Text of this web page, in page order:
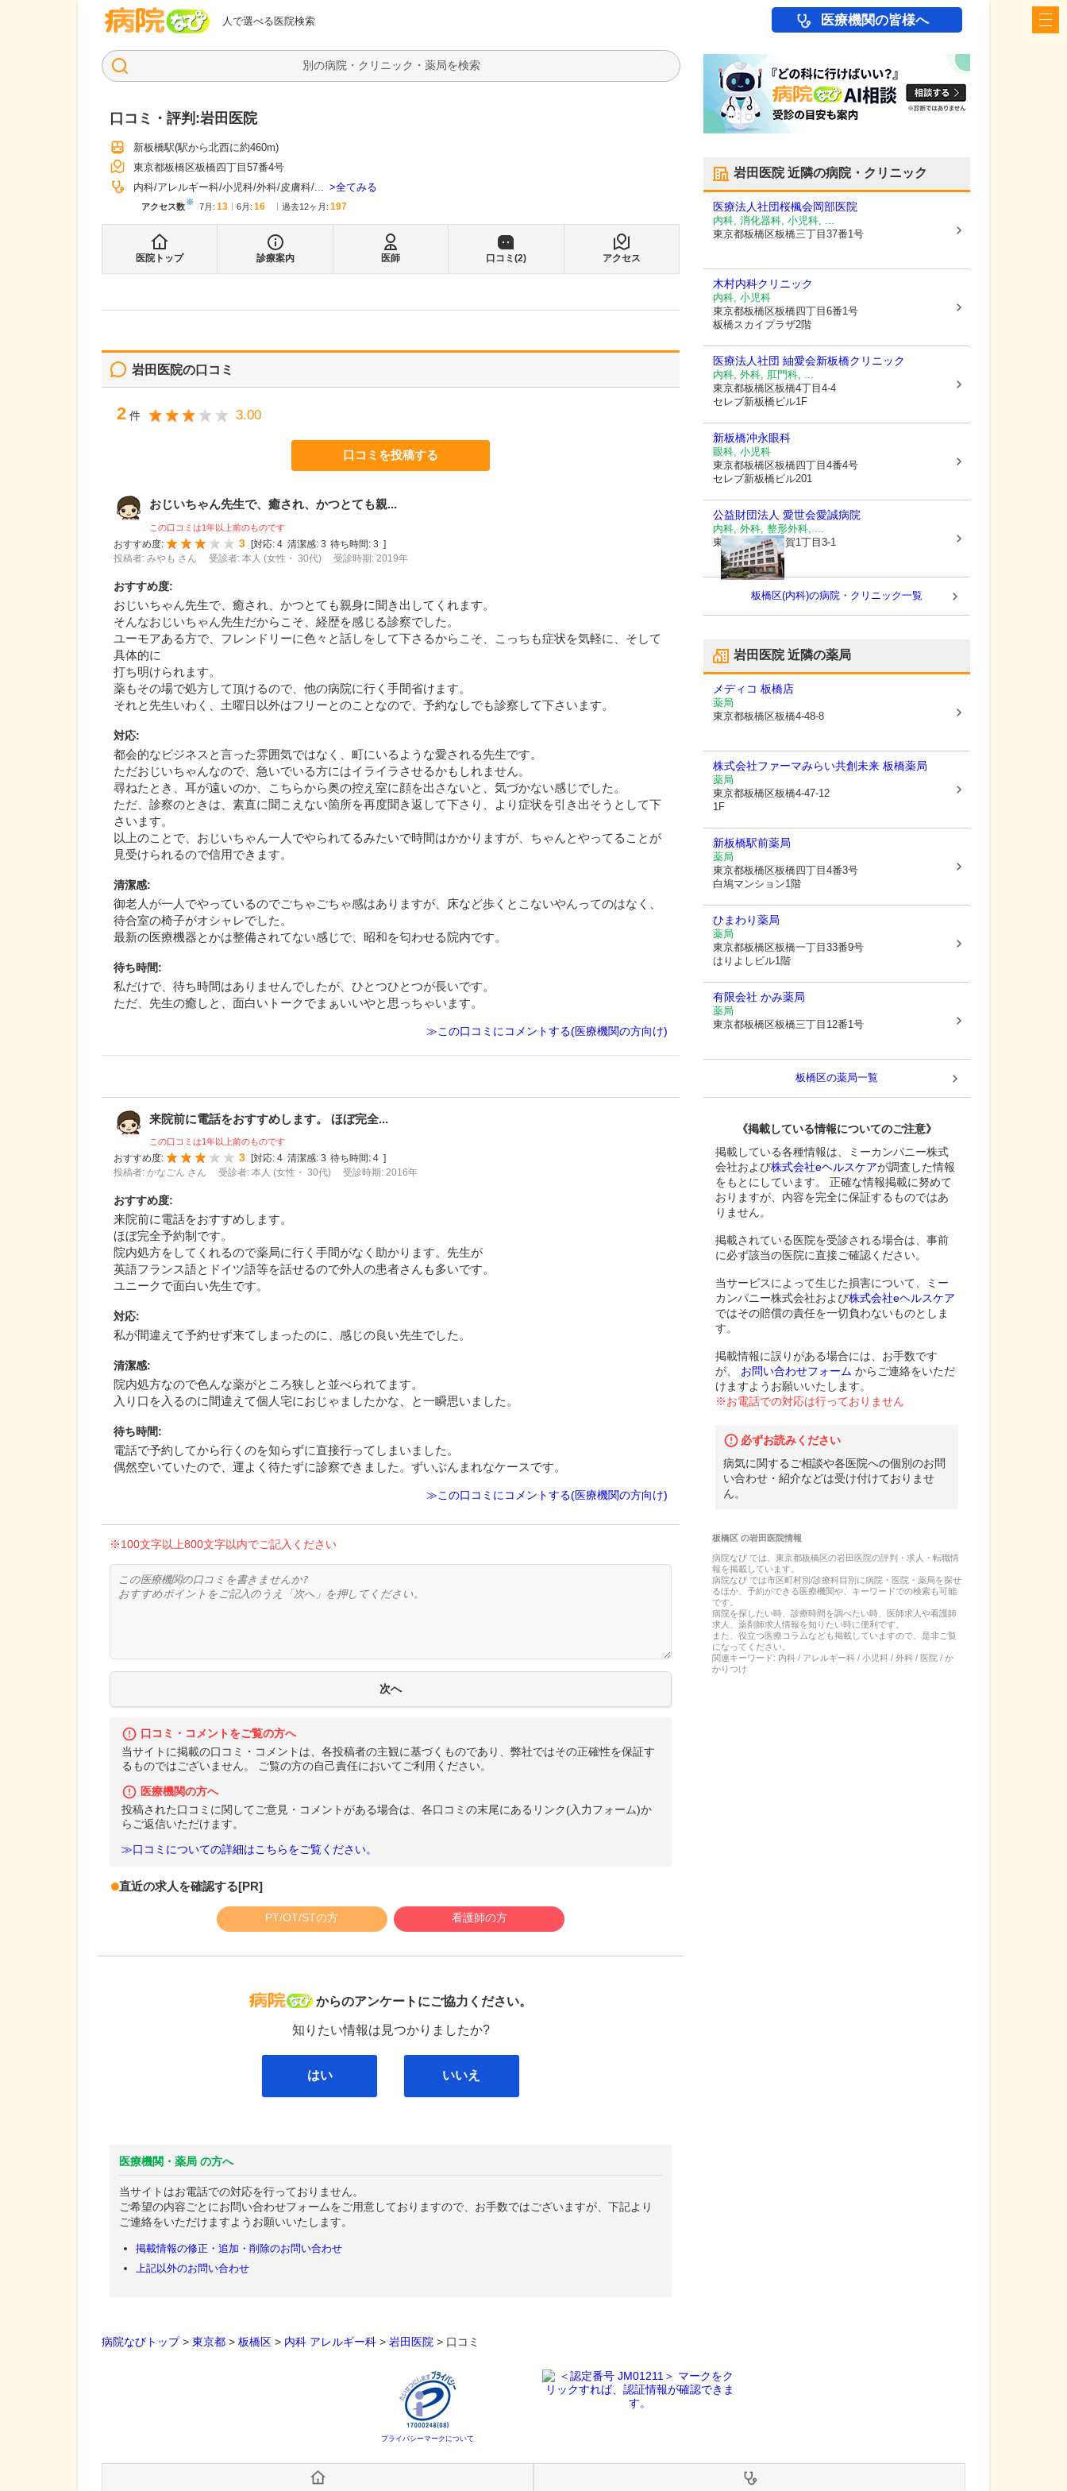
人で選べる医院検索
病院なび 医療機関の皆様へ
検索
口コミ・評判:岩田医院
新板橋駅(駅から北西に約460m)
東京都板橋区板橋四丁目57番4号
内科 アレルギー科 小児科 外科 皮膚科 ... 全てみる
アクセス数※ 7月 : 13 6月 : 16 過去12ヶ月: 197
医院トップ 診療案内 医師 口コミ(2) アクセス
岩田医院の口コミ
2 件 3.00
口コミを投稿する
おじいちゃん先生で、癒され、かつとても親...
この口コミは1年以上前のものです
おすすめ度:
3 [対応: 4 清潔感: 3 待ち時間: 3 ]
投稿者: みやも さん
受診者: 本人 (女性・ 30代) 受診時期: 2019年
おすすめ度:
おじいちゃん先生で、癒され、かつとても親身に聞き出してくれます。
そんなおじいちゃん先生だからこそ、経歴を感じる診察でした。
ユーモアある方で、フレンドリーに色々と話しをして下さるからこそ、こっちも症状を気軽に、そして
具体的に
打ち明けられます。
薬もその場で処方して頂けるので、他の病院に行く手間省けます。
それと先生いわく、土曜日以外はフリーとのことなので、予約なしでも診察して下さいます。
対応:
都会的なビジネスと言った雰囲気ではなく、町にいるような愛される先生です。
ただおじいちゃんなので、急いでいる方にはイライラさせるかもしれません。
尋ねたとき、耳が遠いのか、こちらから奥の控え室に顔を出さないと、気づかない感じでした。
ただ、診察のときは、素直に聞こえない箇所を再度聞き返して下さり、より症状を引き出そうとして下
さいます。
以上のことで、おじいちゃん一人でやられてるみたいで時間はかかりますが、ちゃんとやってることが
見受けられるので信用できます。
清潔感:
御老人が一人でやっているのでごちゃごちゃ感はありますが、床など歩くとこないやんってのはなく、
待合室の椅子がオシャレでした。
最新の医療機器とかは整備されてない感じで、昭和を匂わせる院内です。
待ち時間:
私だけで、待ち時間はありませんでしたが、ひとつひとつが長いです。
ただ、先生の癒しと、面白いトークでまぁいいやと思っちゃいます。
≫この口コミにコメントする(医療機関の方向け)
来院前に電話をおすすめします。 ほぼ完全...
この口コミは1年以上前のものです
おすすめ度:
3 対応: 4 清潔感: 3 待ち時間: 4
投稿者: かなごん さん
受診者: 本人 (女性・ 30代) 受診時期: 2016年
おすすめ度:
来院前に電話をおすすめします。
ほぼ完全予約制です。
院内処方をしてくれるので薬局に行く手間がなく助かります。先生が
英語フランス語とドイツ語等を話せるので外人の患者さんも多いです。
ユニークで面白い先生です。
対応:
私が間違えて予約せず来てしまったのに、感じの良い先生でした。
清潔感:
院内処方なので色んな薬がところ狭しと並べられてます。
入り口を入るのに間違えて個人宅におじゃましたかな、と一瞬思いました。
待ち時間:
電話で予約してから行くのを知らずに直接行ってしまいました。
偶然空いていたので、運よく待たずに診察できました。ずいぶんまれなケースです。
≫この口コミにコメントする(医療機関の方向け)
※100文字以上800文字以内でご記入ください
口コミ・コメントをご覧の方へ
当サイトに掲載の口コミ・コメントは、各投稿者の主観に基づくものであり、弊社ではその正確性を保証す
るものではございません。 ご覧の方の自己責任においてご利用ください。
医療機関の方へ
投稿された口コミに関してご意見・コメントがある場合は、各口コミの末尾にあるリンク(入力フォーム)か
らご返信いただけます。
≫口コミについての詳細はこちらをご覧ください。
直近の求人を確認する[PR]
PT/OT/STの方 看護師の方
病院なび
からのアンケートにご協力ください。
知りたい情報は見つかりましたか?
はい いいえ
医療機関・薬局 の方へ
当サイトはお電話での対応を行っておりません。
ご希望の内容ごとにお問い合わせフォームをご用意しておりますので、お手数ではございますが、下記より
ご連絡をいただけますようお願いいたします。
掲載情報の修正・追加・削除のお問い合わせ
上記以外のお問い合わせ
岩田医院近隣の病院・クリニック
医療法人社団桜楓会岡部医院
内科, 消化器科, 小児科, ...
東京都板橋区板橋三丁目37番1号
木村内科クリニック
内科, 小児科
東京都板橋区板橋四丁目6番1号
板橋スカイプラザ2階
医療法人社団 紬愛会新板橋クリニック
内科, 外科, 肛門科, ...
東京都板橋区板橋4丁目4-4
セレブ新板橋ビル1F
新板橋冲永眼科
眼科, 小児科
東京都板橋区板橋四丁目4番4号
セレブ新板橋ビル201
公益財団法人 愛世会愛誠病院
内科, 外科, 整形外科, ...
東京都板橋区加賀1丁目3-1
板橋区(内科)の病院・クリニック一覧
岩田医院近隣の薬局
メディコ 板橋店
薬局
東京都板橋区板橋4-48-8
株式会社ファーマみらい共創未来 板橋薬局
薬局
東京都板橋区板橋4-47-12
1F
新板橋駅前薬局
薬局
東京都板橋区板橋四丁目4番3号
白鳩マンション1階
ひまわり薬局
薬局
東京都板橋区板橋一丁目33番9号
はりよしビル1階
有限会社 かみ薬局
薬局
東京都板橋区板橋三丁目12番1号
板橋区の薬局一覧
《掲載している情報についてのご注意》
掲載している各種情報は、ミーカンパニー株式
会社および株式会社eヘルスケアが調査した情報
をもとにしています。 正確な情報掲載に努めて
おりますが、内容を完全に保証するものではあ
りません。
掲載されている医院を受診される場合は、事前
に必ず該当の医院に直接ご確認ください。
当サービスによって生じた損害について、ミー
カンパニー株式会社および株式会社eヘルスケア
ではその賠償の責任を一切負わないものとしま
す。
掲載情報に誤りがある場合には、お手数です
が、
お問い合わせフォーム からご連絡をいただ
けますようお願いいたします。
※お電話での対応は行っておりません
必ずお読みください
病気に関するご相談や各医院への個別のお問
い合わせ・紹介などは受け付けておりませ
ん。
板橋区の岩田医院情報
病院なび では、 東京都板橋区の岩田医院の評判・求人・転職情
報を掲載しています。
病院なび では市区町村別/診療科目別に病院・医院・薬局を探せ
るほか、予約ができる医療機関や、キーワードでの検索も可能
です。
病院を探したい時、診療時間を調べたい時、医師求人や看護師
求人、薬剤師求人情報を知りたい時に便利です。
また、役立つ医療コラムなども掲載していますので、是非ご覧
になってください。
関連キーワード: 内科 / アレルギー科 / 小児科 / 外科 / 医院 / か
かりつけ
病院なびトップ> 東京都 > 板橋区 > 内科 アレルギー科 > 岩田医院 > 口コミ
プライバシーマークについて